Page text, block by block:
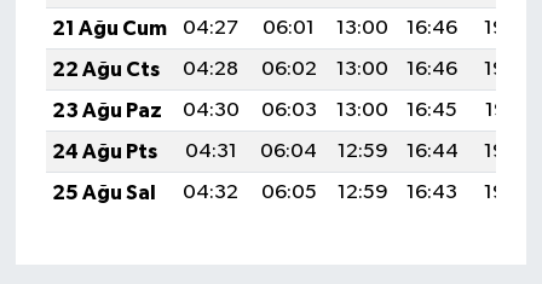
21 Ağu Cum
04:27 06:01 13:00 16:46
19:50
22 Ağu Cts
04:28 06:02 13:00 16:46
19:48
23 Ağu Paz
04:30 06:03 13:00 16:45
19:47
24 Ağu Pts
04:31 06:04 12:59 16:44
19:45
25 Ağu Sal
04:32 06:05 12:59 16:43 19:44